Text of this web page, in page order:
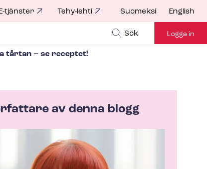
tjänster Tehy-lehti Suomeksi English
Sök Logga in
tårtan – se receptet!
av denna blogg